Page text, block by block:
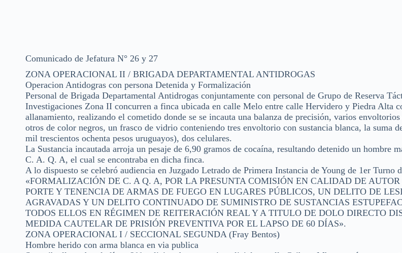
Comunicado de Jefatura N° 26 y 27
ZONA OPERACIONAL II / BRIGADA DEPARTAMENTAL ANTIDROGAS
Operacion Antidogras con persona Detenida y Formalización
Personal de Brigada Departamental Antidrogas conjuntamente con personal de Grupo de Reserva
Investigaciones Zona II concurren a finca ubicada en calle Melo entre calle Hervidero y Piedra Alta
allanamiento, realizando el cometido donde se se incauta una balanza de precisión, varios
otros de color negros, un frasco de vidrio conteniendo tres envoltorio con sustancia blanca, la suma
mil trescientos ochenta pesos uruguayos), dos celulares.
La Sustancia incautada arroja un pesaje de 6,90 gramos de cocaína, resultando detenido un hombre
C. A. Q. A, el cual se encontraba en dicha finca.
A lo dispuesto se celebró audiencia en Juzgado Letrado de Primera Instancia de Young de 1er Turno
«FORMALIZACIÓN DE C. A Q. A, POR LA PRESUNTA COMISIÓN EN CALIDAD DE
PORTE Y TENENCIA DE ARMAS DE FUEGO EN LUGARES PÚBLICOS, UN DELITO DE
AGRAVADAS Y UN DELITO CONTINUADO DE SUMINISTRO DE SUSTANCIAS
TODOS ELLOS EN RÉGIMEN DE REITERACIÓN REAL Y A TITULO DE DOLO DIRECTO
MEDIDA CAUTELAR DE PRISIÓN PREVENTIVA POR EL LAPSO DE 60 DÍAS».
ZONA OPERACIONAL I / SECCIONAL SEGUNDA (Fray Bentos)
Hombre herido con arma blanca en via publica